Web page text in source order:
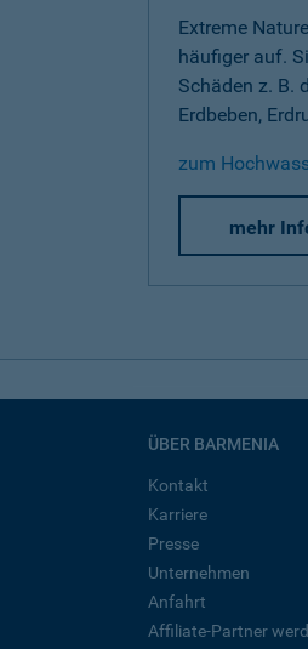
Extreme
häufiger auf.
Schäden z. B.
Erdbeben,
zum
mehr
ÜBER BARMENIA
Kontakt
Karriere
Presse
Unternehmen
Anfahrt
Affiliate-Partner